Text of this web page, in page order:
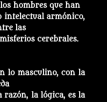
hombres que han
intelectual armónico,
las
cerebrales.
lo masculino, con la
razón, la lógica, es la